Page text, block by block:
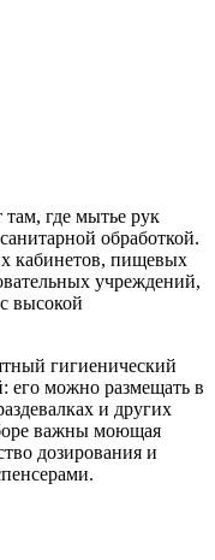
где мытье рук
обработкой.
кабинетов, пищевых
учреждений,
высокой
гигиенический
его можно размещать в
и других
важны моющая
дозирования и